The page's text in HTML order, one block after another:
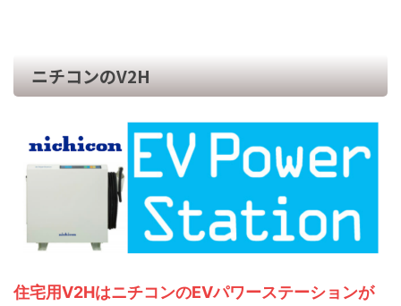
ニチコンのV2H
住宅用V2HはニチコンのEVパワーステーションが